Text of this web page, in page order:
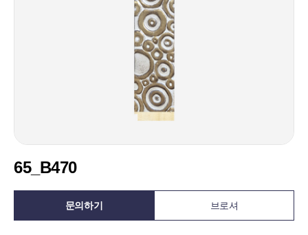
65_B470
문의하기 브로셔